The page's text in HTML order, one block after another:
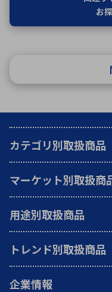
お
カテゴリ別取扱商品
マーケット別取扱商
用途別取扱商品
トレンド別取扱商品
企業情報